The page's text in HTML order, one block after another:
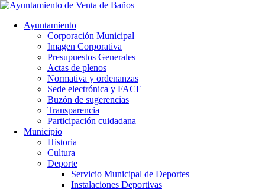
Ayuntamiento
Corporación Municipal
Imagen Corporativa
Presupuestos Generales
Actas de plenos
Normativa y ordenanzas
Sede electrónica y FACE
Buzón de sugerencias
Transparencia
Participación cuidadana
Municipio
Historia
Cultura
Deporte
Servicio Municipal de Deportes
Instalaciones Deportivas